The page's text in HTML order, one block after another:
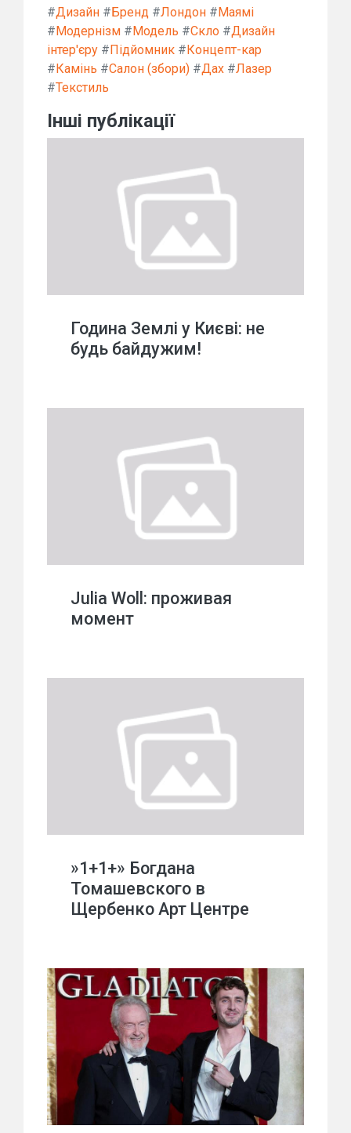
#Дизайн #Бренд #Лондон #Маямі
#Модернізм #Модель #Скло #Дизайн
інтер'єру #Підйомник #Концепт-кар
#Камінь #Салон (збори) #Дах #Лазер
#Текстиль
Інші публікації
Година Землі у Києві: не
будь байдужим!
Julia Woll: проживая
момент
»1+1+» Богдана
Томашевского в
Щербенко Арт Центре